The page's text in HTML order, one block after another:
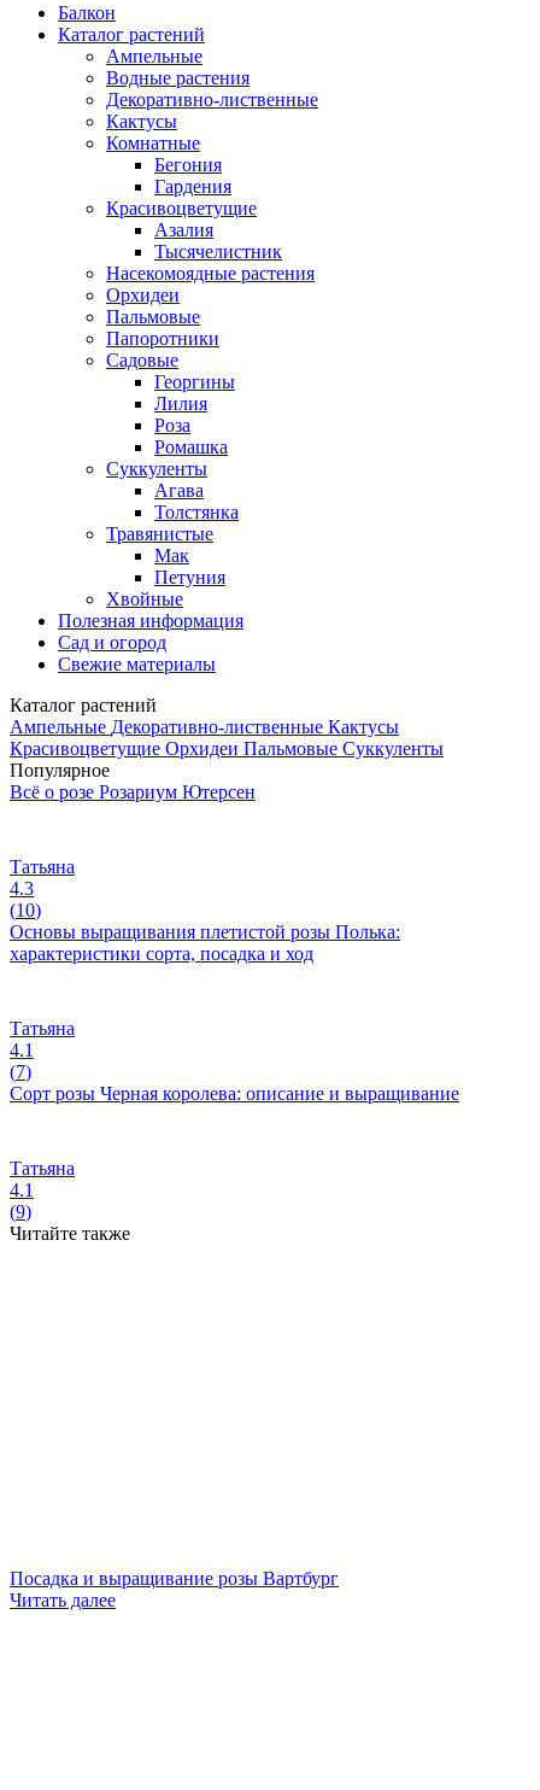
Балкон
Каталог растений
Ампельные
Водные растения
Декоративно-лиственные
Кактусы
Комнатные
Бегония
Гардения
Красивоцветущие
Азалия
Тысячелистник
Насекомоядные растения
Орхидеи
Пальмовые
Папоротники
Садовые
Георгины
Лилия
Роза
Ромашка
Суккуленты
Агава
Толстянка
Травянистые
Мак
Петуния
Хвойные
Полезная информация
Сад и огород
Свежие материалы
Каталог растений
Ампельные Декоративно-лиственные Кактусы
Красивоцветущие Орхидеи Пальмовые Суккуленты
Популярное
Всё о розе Розариум Ютерсен
Татьяна
4.3
(10)
Основы выращивания плетистой розы Полька:
характеристики сорта, посадка и ход
Татьяна
4.1
(7)
Сорт розы Черная королева: описание и выращивание
Татьяна
4.1
(9)
Читайте также
Посадка и выращивание розы Вартбург
Читать далее